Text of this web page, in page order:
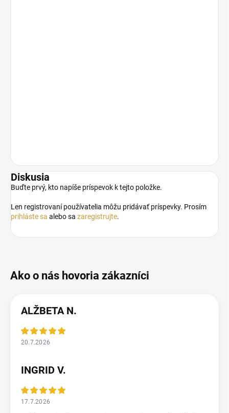
Diskusia
Buďte prvý, kto napíše príspevok k tejto položke.
Len registrovaní používatelia môžu pridávať príspevky. Prosím
prihláste sa alebo sa zaregistrujte.
ALŽBETA N.
20.7.2026
INGRID V.
17.7.2026